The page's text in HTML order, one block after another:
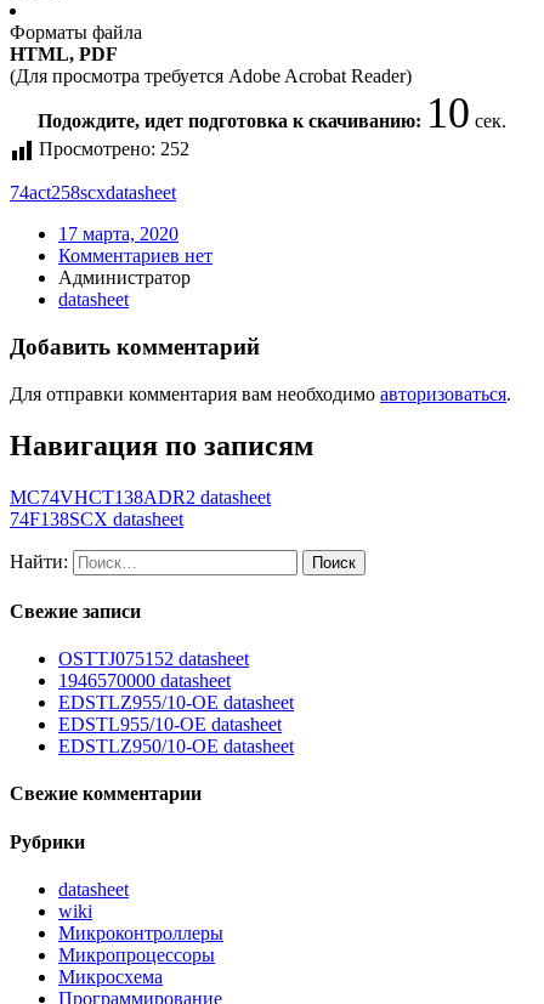
Форматы файла
HTML, PDF
(Для просмотра требуется Adobe Acrobat Reader)
Подождите, идет подготовка к скачиванию: 10 сек.
Просмотрено: 252
74act258scxdatasheet
17 марта, 2020
Комментариев нет
Администратор
datasheet
Добавить комментарий
Для отправки комментария вам необходимо авторизоваться.
Навигация по записям
MC74VHCT138ADR2 datasheet
74F138SCX datasheet
Найти:
Свежие записи
OSTTJ075152 datasheet
1946570000 datasheet
EDSTLZ955/10-OE datasheet
EDSTL955/10-OE datasheet
EDSTLZ950/10-OE datasheet
Свежие комментарии
Рубрики
datasheet
wiki
Микроконтроллеры
Микропроцессоры
Микросхема
Программирование